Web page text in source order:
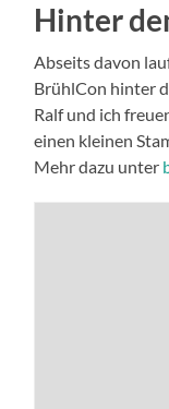
Hinter
Abseits davon
BrühlCon hinter
Ralf und ich
einen kleinen
Mehr dazu unter